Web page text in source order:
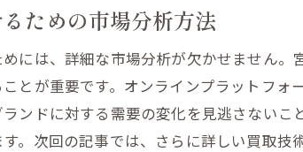
テージオーディオ機器を高価買取するた
保存状態が買取価格に与える影響
希少性を活かした販売戦略
オーディオ機器の真贋を見極める方法
ための市場分析方法
には、詳細な市場分析が欠かせません
とが重要です。オンラインプラットフ
ンドに対する需要の変化を見逃さない
。次回の記事では、さらに詳しい買取技